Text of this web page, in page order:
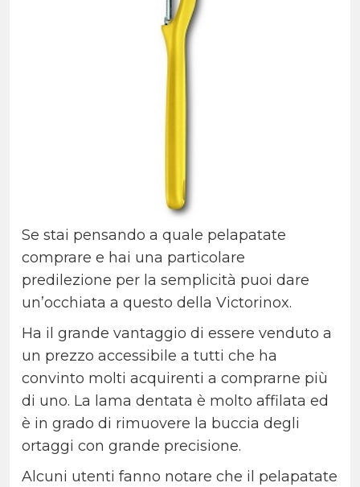
Se stai pensando a quale pelapatate
comprare e hai una particolare
predilezione per la semplicità puoi dare
un’occhiata a questo della Victorinox.
Ha il grande vantaggio di essere venduto a
un prezzo accessibile a tutti che ha
convinto molti acquirenti a comprarne più
di uno. La lama dentata è molto affilata ed
è in grado di rimuovere la buccia degli
ortaggi con grande precisione.
Alcuni utenti fanno notare che il pelapatate